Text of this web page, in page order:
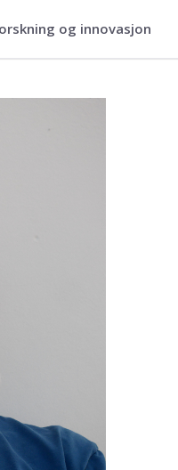
og innovasjon